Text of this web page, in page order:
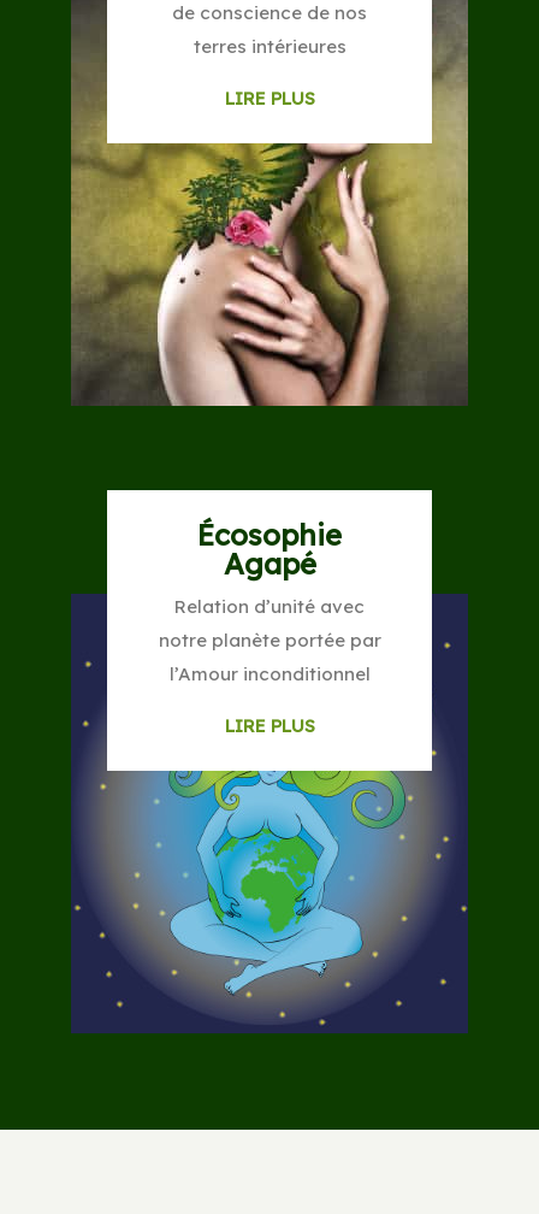
de conscience de nos
terres intérieures
LIRE PLUS
Écosophie
Agapé
Relation d’unité avec
notre planète portée par
l’Amour inconditionnel
LIRE PLUS